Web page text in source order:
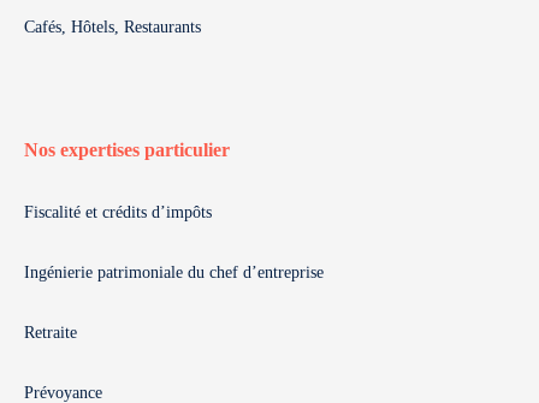
Cafés, Hôtels, Restaurants
Nos expertises particulier
Fiscalité et crédits d’impôts
Ingénierie patrimoniale du chef d’entreprise
Retraite
Prévoyance